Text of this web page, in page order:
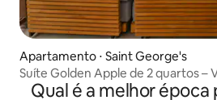
Apartamento ⋅ Saint George's
Suíte Golden Apple de 2 quartos –
chef
Qual é a melhor época